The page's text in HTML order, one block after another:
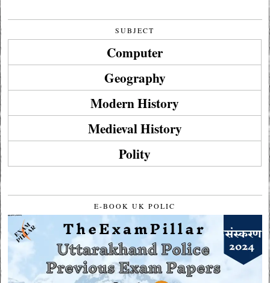
SUBJECT
Computer
Geography
Modern History
Medieval History
Polity
E-BOOK UK POLIC